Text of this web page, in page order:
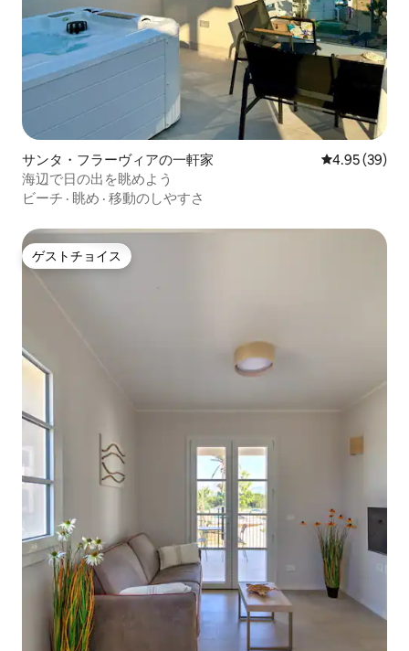
サンタ・フラーヴィアの一軒家 レビュー39
4.95 (39)
海辺で日の出を眺めよう
ビーチ · 眺め · 移動のしやすさ
ゲストチョイス
ゲストチョイス